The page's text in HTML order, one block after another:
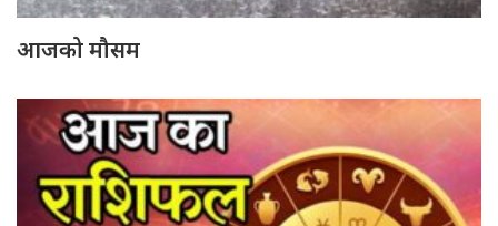
आजको मौसम